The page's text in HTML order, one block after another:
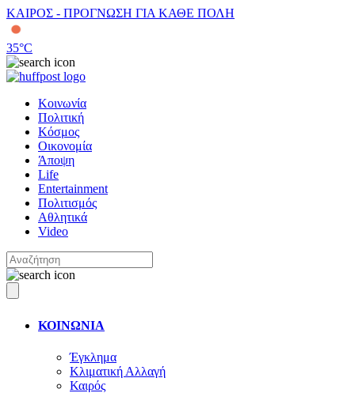
ΚΑΙΡΟΣ - ΠΡΟΓΝΩΣΗ ΓΙΑ ΚΑΘΕ ΠΟΛΗ
35°C
Κοινωνία
Πολιτική
Κόσμος
Οικονομία
Άποψη
Life
Entertainment
Πολιτισμός
Αθλητικά
Video
ΚΟΙΝΩΝΙΑ
Έγκλημα
Κλιματική Αλλαγή
Καιρός